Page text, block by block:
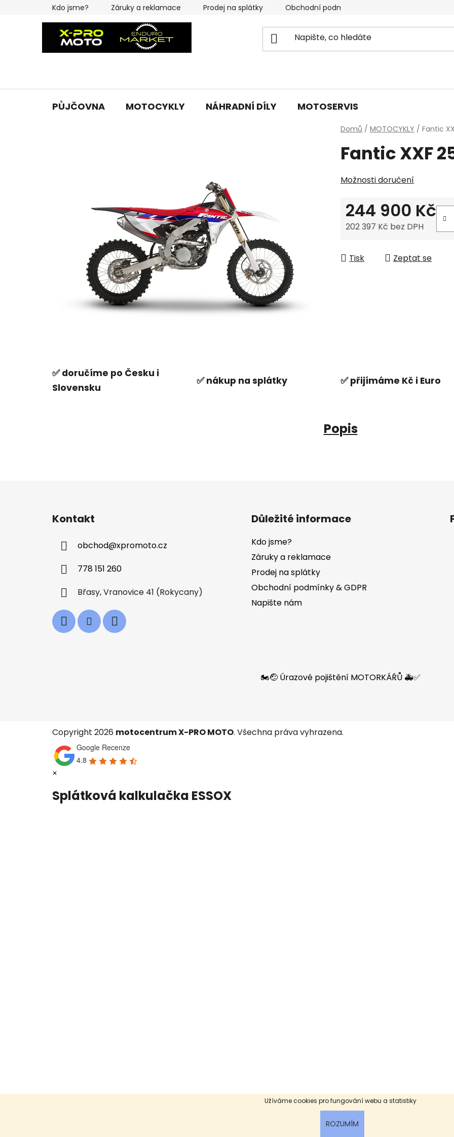
Užíváme cookies pro fungování webu a statistiky
ROZUMÍM
Kdo jsme? Záruky a reklamace Prodej na splátky Obchodní podmínky & GDPR
PŮJČOVNA MOTOCYKLY NÁHRADNÍ DÍLY MOTOSERVIS
Domů / MOTOCYKLY / Fantic
Fantic XXF
Možnosti doručení
244 900 Kč
202 397 Kč bez DPH
Tisk Zeptat se
✅ doručíme po Česku i
Slovensku
✅ nákup na splátky ✅ přijímáme Kč i Euro
Popis
Kontakt
obchod@xpromoto.cz
778 151 260
Břasy, Vranovice 41 (Rokycany)
Důležité informace
Kdo jsme?
Záruky a reklamace
Prodej na splátky
Obchodní podmínky & GDPR
Napište nám
🏍️🤕 Úrazové pojištění MOTORKÁŘŮ 🚑✅
Copyright 2026 motocentrum X-PRO MOTO. Všechna práva vyhrazena.
Google Recenze
4.8
×
Splátková kalkulačka ESSOX